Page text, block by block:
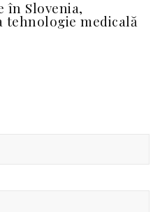
în Slovenia,
tehnologie medicală